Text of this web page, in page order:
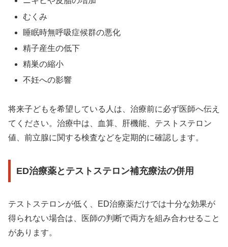
むくみ
睡眠時無呼吸症候群の悪化
精子産生の低下
精巣の縮小
不妊への影響
将来子どもを希望している人は、治療前に必ず医師へ伝え
てください。治療中は、血算、肝機能、テストステロン
値、前立腺に関する検査などを定期的に確認します。
ED治療薬とテストステロン補充療法の併用
テストステロンが低く、ED治療薬だけでは十分な効果が
得られない場合は、医師の判断で両方を組み合わせること
があります。